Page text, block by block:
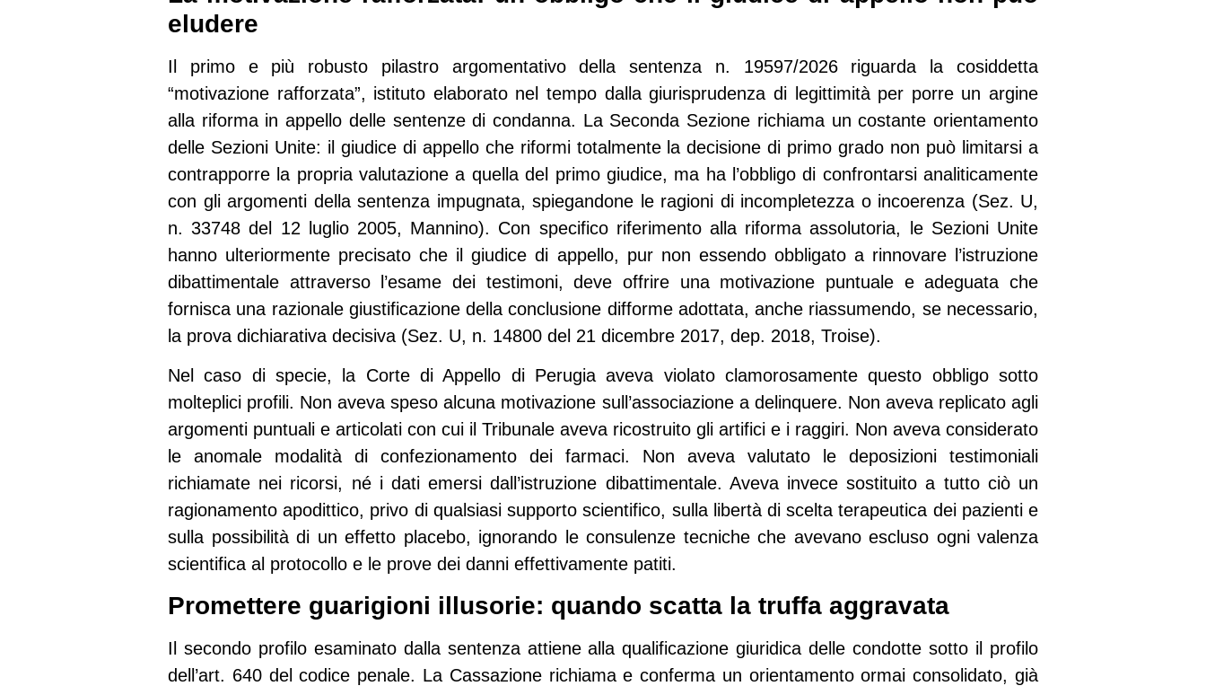
eludere
Il primo e più robusto pilastro argomentativo della sentenza n. 19597/2026 riguarda la cosiddetta
“motivazione rafforzata”, istituto elaborato nel tempo dalla giurisprudenza di legittimità per porre un argine
alla riforma in appello delle sentenze di condanna. La Seconda Sezione richiama un costante orientamento
delle Sezioni Unite: il giudice di appello che riformi totalmente la decisione di primo grado non può limitarsi a
contrapporre la propria valutazione a quella del primo giudice, ma ha l’obbligo di confrontarsi analiticamente
con gli argomenti della sentenza impugnata, spiegandone le ragioni di incompletezza o incoerenza (Sez. U,
n. 33748 del 12 luglio 2005, Mannino). Con specifico riferimento alla riforma assolutoria, le Sezioni Unite
hanno ulteriormente precisato che il giudice di appello, pur non essendo obbligato a rinnovare l’istruzione
dibattimentale attraverso l’esame dei testimoni, deve offrire una motivazione puntuale e adeguata che
fornisca una razionale giustificazione della conclusione difforme adottata, anche riassumendo, se necessario,
la prova dichiarativa decisiva (Sez. U, n. 14800 del 21 dicembre 2017, dep. 2018, Troise).
Nel caso di specie, la Corte di Appello di Perugia aveva violato clamorosamente questo obbligo sotto
molteplici profili. Non aveva speso alcuna motivazione sull’associazione a delinquere. Non aveva replicato agli
argomenti puntuali e articolati con cui il Tribunale aveva ricostruito gli artifici e i raggiri. Non aveva considerato
le anomale modalità di confezionamento dei farmaci. Non aveva valutato le deposizioni testimoniali
richiamate nei ricorsi, né i dati emersi dall’istruzione dibattimentale. Aveva invece sostituito a tutto ciò un
ragionamento apodittico, privo di qualsiasi supporto scientifico, sulla libertà di scelta terapeutica dei pazienti e
sulla possibilità di un effetto placebo, ignorando le consulenze tecniche che avevano escluso ogni valenza
scientifica al protocollo e le prove dei danni effettivamente patiti.
Promettere guarigioni illusorie: quando scatta la truffa aggravata
Il secondo profilo esaminato dalla sentenza attiene alla qualificazione giuridica delle condotte sotto il profilo
dell’art. 640 del codice penale. La Cassazione richiama e conferma un orientamento ormai consolidato, già